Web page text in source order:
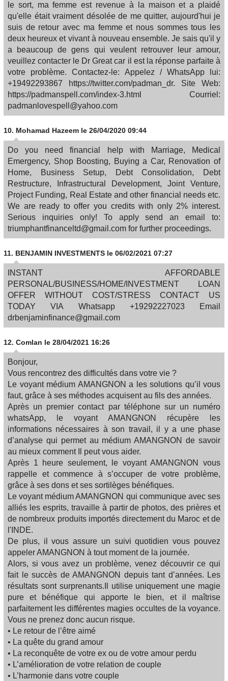
le sort, ma femme est revenue à la maison et a plaidé
qu'elle était vraiment désolée de me quitter, aujourd'hui je
suis de retour avec ma femme et nous sommes tous les
deux heureux et vivant à nouveau ensemble. Je sais qu'il y
a beaucoup de gens qui veulent retrouver leur amour,
veuillez contacter le Dr Great car il est la réponse parfaite à
votre problème. Contactez-le: Appelez / WhatsApp lui:
+19492293867 https://twitter.com/padman_dr. Site Web:
https://padmanspell.com/index-3.html Courriel:
padmanlovespell@yahoo.com
10. Mohamad Hazeem le 26/04/2020 09:44
Do you need financial help with Marriage, Medical
Emergency, Shop Boosting, Buying a Car, Renovation of
Home, Business Setup, Debt Consolidation, Debt
Restructure, Infrastructural Development, Joint Venture,
Project Funding, Real Estate and other financial needs etc.
We are ready to offer you credits with only 2% interest.
Serious inquiries only! To apply send an email to:
triumphantfinanceltd@gmail.com for further proceedings.
11. BENJAMIN INVESTMENTS le 06/02/2021 07:27
INSTANT AFFORDABLE
PERSONAL/BUSINESS/HOME/INVESTMENT LOAN
OFFER WITHOUT COST/STRESS CONTACT US
TODAY VIA Whatsapp +19292227023 Email
drbenjaminfinance@gmail.com
12. Comlan le 28/04/2021 16:26
Bonjour,
Vous rencontrez des difficultés dans votre vie ?
Le voyant médium AMANGNON a les solutions qu’il vous
faut, grâce à ses méthodes acquisent au fils des années.
Après un premier contact par téléphone sur un numéro
whatsApp, le voyant AMANGNON récupère les
informations nécessaires à son travail, il y a une phase
d’analyse qui permet au médium AMANGNON de savoir
au mieux comment Il peut vous aider.
Après 1 heure seulement, le voyant AMANGNON vous
rappelle et commence à s’occuper de votre problème,
grâce à ses dons et ses sortilèges bénéfiques.
Le voyant médium AMANGNON qui communique avec ses
alliés les esprits, travaille à partir de photos, des prières et
de nombreux produits importés directement du Maroc et de
l'INDE.
De plus, il vous assure un suivi quotidien vous pouvez
appeler AMANGNON à tout moment de la journée.
Alors, si vous avez un problème, venez découvrir ce qui
fait le succès de AMANGNON depuis tant d’années. Les
résultats sont surprenants.Il utilise uniquement une magie
pure et bénéfique qui apporte le bien, et il maîtrise
parfaitement les différentes magies occultes de la voyance.
Vous ne prenez donc aucun risque.
• Le retour de l’être aimé
• La quête du grand amour
• La reconquête de votre ex ou de votre amour perdu
• L’amélioration de votre relation de couple
• L’harmonie dans votre couple